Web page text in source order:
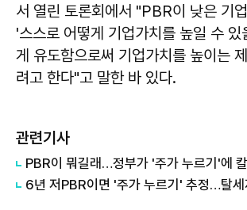
서 열린 토론회에서 "PBR이 낮은 기
'스스로 어떻게 기업가치를 높일 수
게 유도함으로써 기업가치를 높이는
려고 한다"고 말한 바 있다.
관련기사
PBR이 뭐길래…정부가 '주가 누르기'에